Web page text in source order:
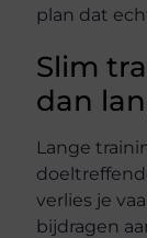
plan dat
Slim
dan
Lange
verlies je
bijdragen